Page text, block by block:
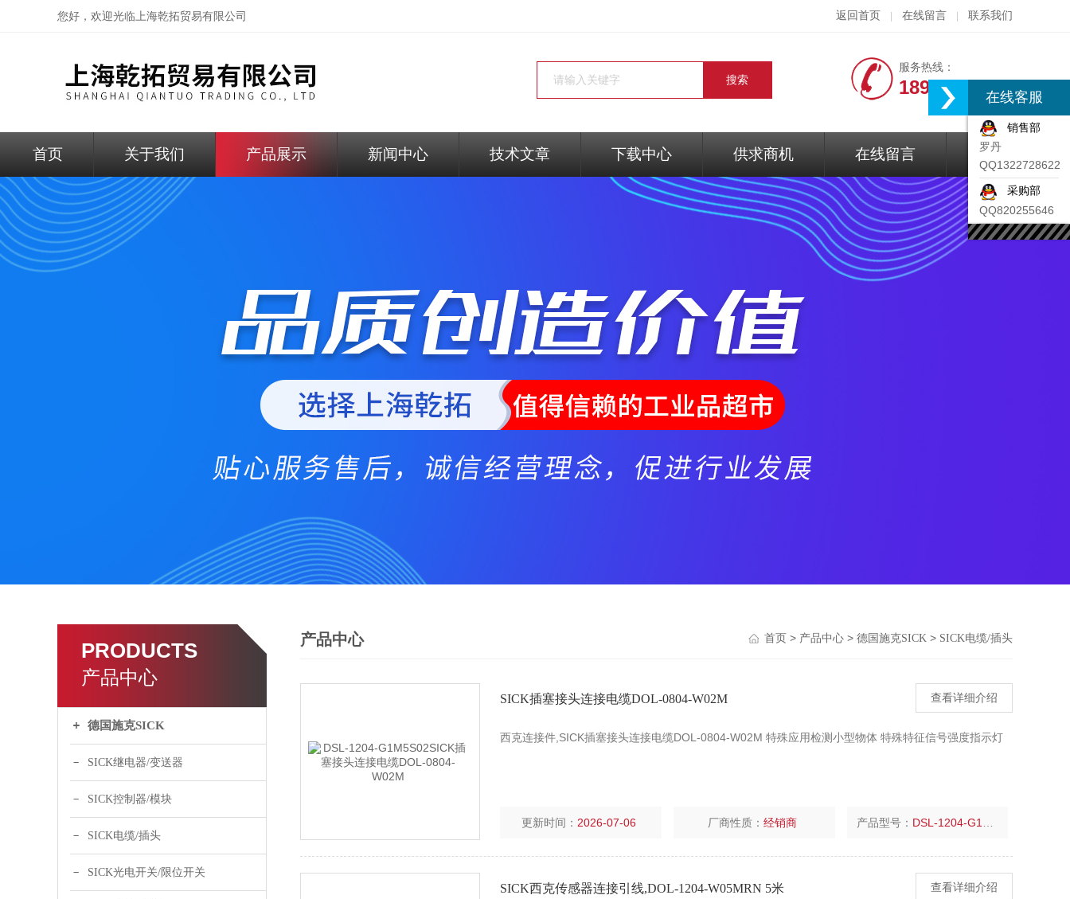
您好，欢迎光临上海乾拓贸易有限公司 返回首页 在线留言 联系我们
服务热线：
18917074297
首页 关于我们 产品展示 新闻中心 技术文章 下载中心 供求商机 在线留言 联系我们
PRODUCTS
产品中心
德国施克SICK
SICK继电器/变送器
SICK控制器/模块
SICK电缆/插头
SICK光电开关/限位开关
产品中心 首页 > 产品中心 > 德国施克SICK > SICK电缆/插头
SICK插塞接头连接电缆DOL-0804-W02M 查看详细介绍
西克连接件,SICK插塞接头连接电缆DOL-0804-W02M 特殊应用检测小型物体 特殊特征信号强度指示灯
更新时间： 2026-07-06 厂商性质：经销商 产品型号： DSL-1204-G1M5S02
SICK西克传感器连接引线,DOL-1204-W05MRN 5米 查看详细介绍
在线客服
销售部
罗丹
QQ1322728622
采购部
QQ820255646